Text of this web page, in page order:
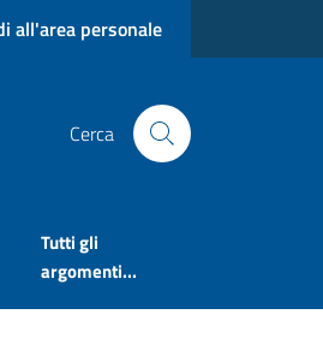
all'area personale
Cerca
Tutti gli
argomenti...